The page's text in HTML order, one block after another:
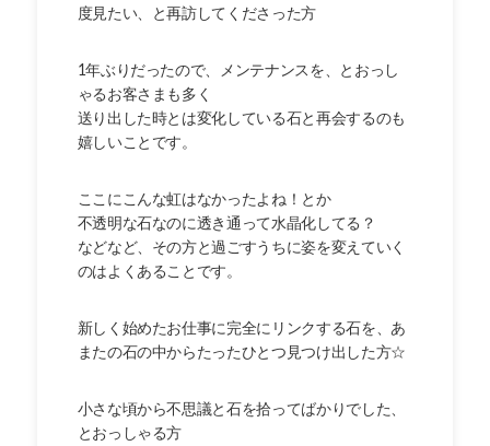
度見たい、と再訪してくださった方
1年ぶりだったので、メンテナンスを、とおっし
ゃるお客さまも多く
送り出した時とは変化している石と再会するのも
嬉しいことです。
ここにこんな虹はなかったよね！とか
不透明な石なのに透き通って水晶化してる？
などなど、その方と過ごすうちに姿を変えていく
のはよくあることです。
新しく始めたお仕事に完全にリンクする石を、あ
またの石の中からたったひとつ見つけ出した方☆
小さな頃から不思議と石を拾ってばかりでした、
とおっしゃる方